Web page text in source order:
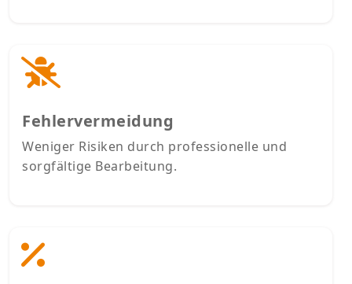
Fehlervermeidung
Weniger Risiken durch professionelle und
sorgfältige Bearbeitung.